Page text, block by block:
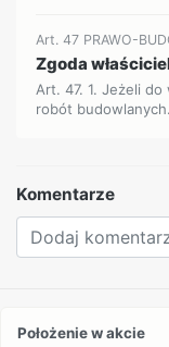
Art. 47 PRAWO-
Zgoda
Art. 47. 1. Jeżeli
robót
Komentarze
Położenie w akcie